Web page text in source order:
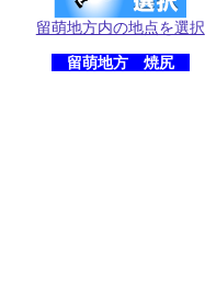
留萌地方内の地点を選択
留萌地方 焼尻